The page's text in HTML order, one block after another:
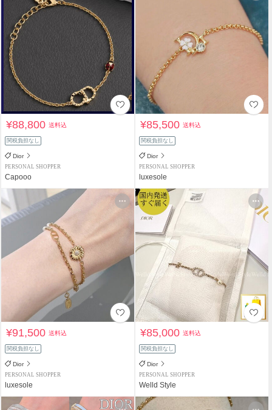
¥88,800送料込
関税負担なし
Dior
PERSONAL SHOPPER
Capooo
¥85,500送料込
関税負担なし
Dior
PERSONAL SHOPPER
luxesole
¥91,500送料込
関税負担なし
Dior
PERSONAL SHOPPER
luxesole
¥85,000送料込
関税負担なし
Dior
PERSONAL SHOPPER
Welld Style